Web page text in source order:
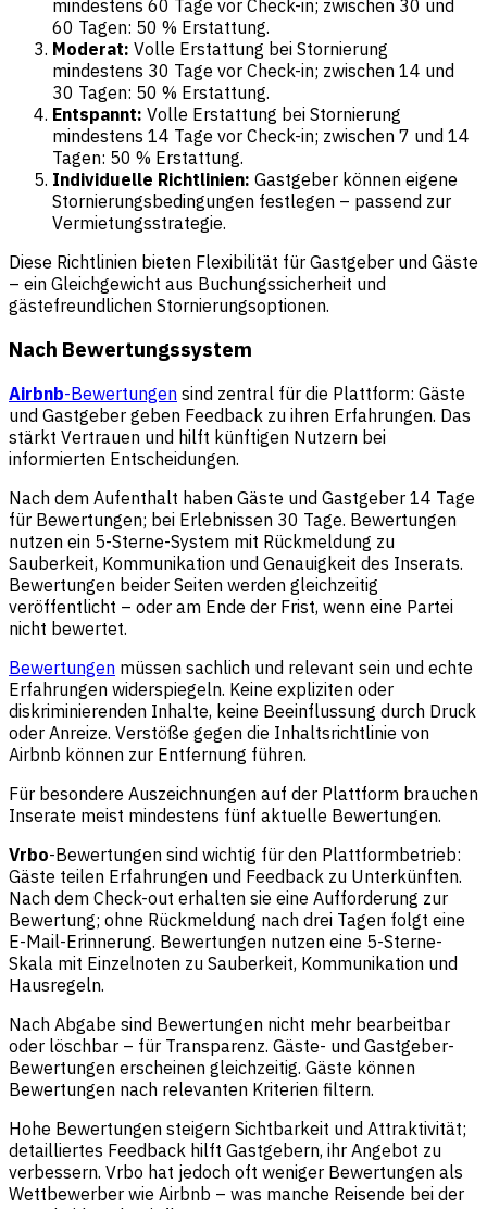
mindestens 60 Tage vor Check-in; zwischen 30 und
60 Tagen: 50 % Erstattung.
Moderat: Volle Erstattung bei Stornierung
mindestens 30 Tage vor Check-in; zwischen 14 und
30 Tagen: 50 % Erstattung.
Entspannt: Volle Erstattung bei Stornierung
mindestens 14 Tage vor Check-in; zwischen 7 und 14
Tagen: 50 % Erstattung.
Individuelle Richtlinien: Gastgeber können eigene
Stornierungsbedingungen festlegen – passend zur
Vermietungsstrategie.
Diese Richtlinien bieten Flexibilität für Gastgeber und Gäste
– ein Gleichgewicht aus Buchungssicherheit und
gästefreundlichen Stornierungsoptionen.
Nach Bewertungssystem
Airbnb-Bewertungen sind zentral für die Plattform: Gäste
und Gastgeber geben Feedback zu ihren Erfahrungen. Das
stärkt Vertrauen und hilft künftigen Nutzern bei
informierten Entscheidungen.
Nach dem Aufenthalt haben Gäste und Gastgeber 14 Tage
für Bewertungen; bei Erlebnissen 30 Tage. Bewertungen
nutzen ein 5-Sterne-System mit Rückmeldung zu
Sauberkeit, Kommunikation und Genauigkeit des Inserats.
Bewertungen beider Seiten werden gleichzeitig
veröffentlicht – oder am Ende der Frist, wenn eine Partei
nicht bewertet.
Bewertungen müssen sachlich und relevant sein und echte
Erfahrungen widerspiegeln. Keine expliziten oder
diskriminierenden Inhalte, keine Beeinflussung durch Druck
oder Anreize. Verstöße gegen die Inhaltsrichtlinie von
Airbnb können zur Entfernung führen.
Für besondere Auszeichnungen auf der Plattform brauchen
Inserate meist mindestens fünf aktuelle Bewertungen.
Vrbo-Bewertungen sind wichtig für den Plattformbetrieb:
Gäste teilen Erfahrungen und Feedback zu Unterkünften.
Nach dem Check-out erhalten sie eine Aufforderung zur
Bewertung; ohne Rückmeldung nach drei Tagen folgt eine
E-Mail-Erinnerung. Bewertungen nutzen eine 5-Sterne-
Skala mit Einzelnoten zu Sauberkeit, Kommunikation und
Hausregeln.
Nach Abgabe sind Bewertungen nicht mehr bearbeitbar
oder löschbar – für Transparenz. Gäste- und Gastgeber-
Bewertungen erscheinen gleichzeitig. Gäste können
Bewertungen nach relevanten Kriterien filtern.
Hohe Bewertungen steigern Sichtbarkeit und Attraktivität;
detailliertes Feedback hilft Gastgebern, ihr Angebot zu
verbessern. Vrbo hat jedoch oft weniger Bewertungen als
Wettbewerber wie Airbnb – was manche Reisende bei der